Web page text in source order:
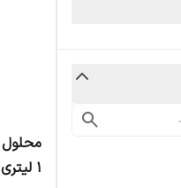
محلول
1 لیتری